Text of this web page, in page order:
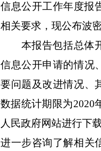
信息公开工作年度报
相关要求，现公布波
本报告包括总体
信息公开申请的情况
要问题及改进情况、
数据统计期限为2020
人民政府网站进行下
进一步咨询了解相关